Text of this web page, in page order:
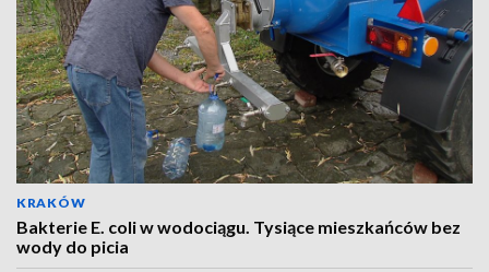
KRAKÓW
Bakterie E. coli w wodociągu. Tysiące mieszkańców bez
wody do picia